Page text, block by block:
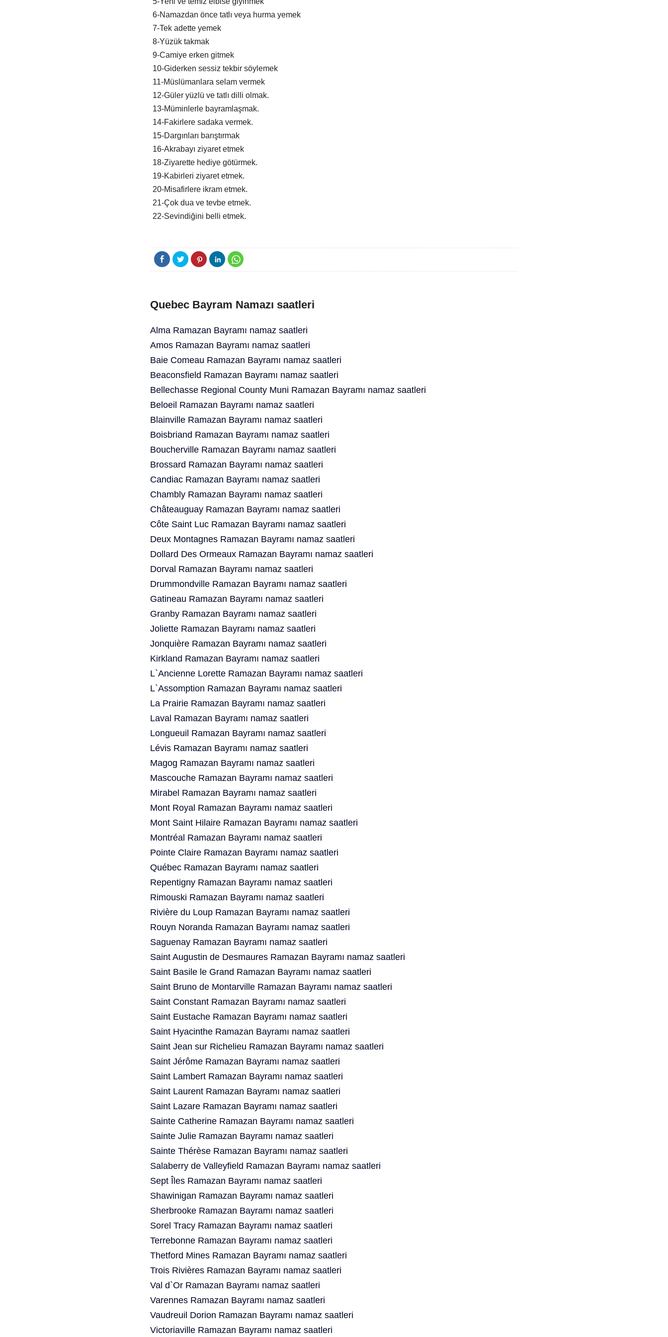
6-Namazdan önce tatlı veya hurma yemek
7-Tek adette yemek
8-Yüzük takmak
9-Camiye erken gitmek
10-Giderken sessiz tekbir söylemek
11-Müslümanlara selam vermek
12-Güler yüzlü ve tatlı dilli olmak.
13-Müminlerle bayramlaşmak.
14-Fakirlere sadaka vermek.
15-Dargınları barıştırmak
16-Akrabayı ziyaret etmek
18-Ziyarette hediye götürmek.
19-Kabirleri ziyaret etmek.
20-Misafirlere ikram etmek.
21-Çok dua ve tevbe etmek.
22-Sevindiğini belli etmek.
Quebec Bayram Namazı saatleri
Alma Ramazan Bayramı namaz saatleri
Amos Ramazan Bayramı namaz saatleri
Baie Comeau Ramazan Bayramı namaz saatleri
Beaconsfield Ramazan Bayramı namaz saatleri
Bellechasse Regional County Muni Ramazan Bayramı namaz saatleri
Beloeil Ramazan Bayramı namaz saatleri
Blainville Ramazan Bayramı namaz saatleri
Boisbriand Ramazan Bayramı namaz saatleri
Boucherville Ramazan Bayramı namaz saatleri
Brossard Ramazan Bayramı namaz saatleri
Candiac Ramazan Bayramı namaz saatleri
Chambly Ramazan Bayramı namaz saatleri
Châteauguay Ramazan Bayramı namaz saatleri
Côte Saint Luc Ramazan Bayramı namaz saatleri
Deux Montagnes Ramazan Bayramı namaz saatleri
Dollard Des Ormeaux Ramazan Bayramı namaz saatleri
Dorval Ramazan Bayramı namaz saatleri
Drummondville Ramazan Bayramı namaz saatleri
Gatineau Ramazan Bayramı namaz saatleri
Granby Ramazan Bayramı namaz saatleri
Joliette Ramazan Bayramı namaz saatleri
Jonquière Ramazan Bayramı namaz saatleri
Kirkland Ramazan Bayramı namaz saatleri
L`Ancienne Lorette Ramazan Bayramı namaz saatleri
L`Assomption Ramazan Bayramı namaz saatleri
La Prairie Ramazan Bayramı namaz saatleri
Laval Ramazan Bayramı namaz saatleri
Longueuil Ramazan Bayramı namaz saatleri
Lévis Ramazan Bayramı namaz saatleri
Magog Ramazan Bayramı namaz saatleri
Mascouche Ramazan Bayramı namaz saatleri
Mirabel Ramazan Bayramı namaz saatleri
Mont Royal Ramazan Bayramı namaz saatleri
Mont Saint Hilaire Ramazan Bayramı namaz saatleri
Montréal Ramazan Bayramı namaz saatleri
Pointe Claire Ramazan Bayramı namaz saatleri
Québec Ramazan Bayramı namaz saatleri
Repentigny Ramazan Bayramı namaz saatleri
Rimouski Ramazan Bayramı namaz saatleri
Rivière du Loup Ramazan Bayramı namaz saatleri
Rouyn Noranda Ramazan Bayramı namaz saatleri
Saguenay Ramazan Bayramı namaz saatleri
Saint Augustin de Desmaures Ramazan Bayramı namaz saatleri
Saint Basile le Grand Ramazan Bayramı namaz saatleri
Saint Bruno de Montarville Ramazan Bayramı namaz saatleri
Saint Constant Ramazan Bayramı namaz saatleri
Saint Eustache Ramazan Bayramı namaz saatleri
Saint Hyacinthe Ramazan Bayramı namaz saatleri
Saint Jean sur Richelieu Ramazan Bayramı namaz saatleri
Saint Jérôme Ramazan Bayramı namaz saatleri
Saint Lambert Ramazan Bayramı namaz saatleri
Saint Laurent Ramazan Bayramı namaz saatleri
Saint Lazare Ramazan Bayramı namaz saatleri
Sainte Catherine Ramazan Bayramı namaz saatleri
Sainte Julie Ramazan Bayramı namaz saatleri
Sainte Thérèse Ramazan Bayramı namaz saatleri
Salaberry de Valleyfield Ramazan Bayramı namaz saatleri
Sept Îles Ramazan Bayramı namaz saatleri
Shawinigan Ramazan Bayramı namaz saatleri
Sherbrooke Ramazan Bayramı namaz saatleri
Sorel Tracy Ramazan Bayramı namaz saatleri
Terrebonne Ramazan Bayramı namaz saatleri
Thetford Mines Ramazan Bayramı namaz saatleri
Trois Rivières Ramazan Bayramı namaz saatleri
Val d`Or Ramazan Bayramı namaz saatleri
Varennes Ramazan Bayramı namaz saatleri
Vaudreuil Dorion Ramazan Bayramı namaz saatleri
Victoriaville Ramazan Bayramı namaz saatleri